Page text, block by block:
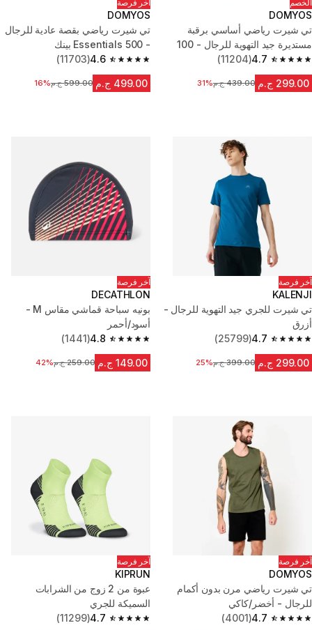
الخصم
DOMYOS
تي شيرت رياضي أساسي برقبة
مستديرة جيد التهوية للرجال - 100
أزرق
4.7
4.7 out of 5 stars from 11204 reviews
(11204)
299.00 ج.م السعر قبل التخفيض
439.00 ج.م 31%
آخر فرصة
DOMYOS
تي شيرت رياضي بقصة عادية للرجال
- 500 Essentials بينك
4.6
4.6 out of 5 stars from 11703 reviews
(11703)
499.00 ج.م السعر قبل التخفيض
599.00 ج.م 16%
آخر فرصة
KALENJI
تي شيرت للجري جيد التهوية للرجال -
أزرق
4.7
4.7 out of 5 stars from 25799 reviews
(25799)
299.00 ج.م السعر قبل التخفيض
399.00 ج.م 25%
آخر فرصة
DECATHLON
بونيه سباحة قماشي مقاس M -
أسود/أحمر
4.8
4.8 out of 5 stars from 1441 reviews
(1441)
149.00 ج.م السعر قبل التخفيض
259.00 ج.م 42%
آخر فرصة
DOMYOS
تي شيرت رياضي مرن بدون أكمام
للرجال - أخضر/كاكي
4.7
4.7 out of 5 stars from 4001 reviews
(4001)
آخر فرصة
KIPRUN
عبوة من 2 زوج من الشرابات
السميكة للجري
4.7
4.7 out of 5 stars from 11299 reviews
(11299)